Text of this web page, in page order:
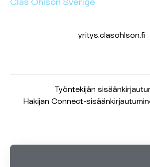
yritys.clasohlson.fi
Työntekijän
Hakijan Connect-